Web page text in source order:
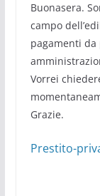
Buonasera.
campo
pagamenti
Vorrei
Grazie.
Prestito-